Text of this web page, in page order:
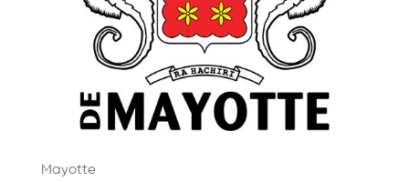
Mayotte